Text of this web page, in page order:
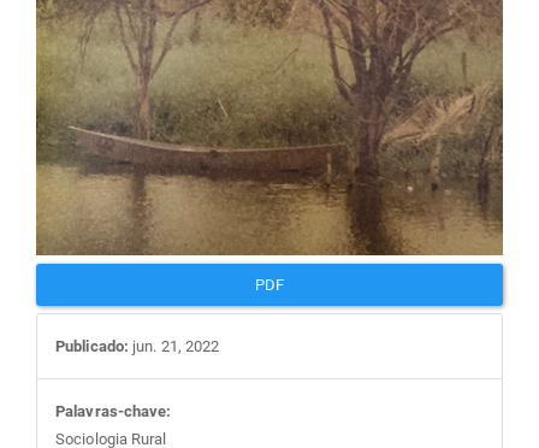
PDF
Publicado: jun. 21, 2022
Palavras-chave:
Sociologia Rural